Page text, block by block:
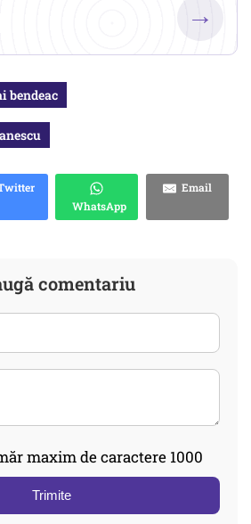
→
bendeac
WhatsApp
Email
comentariu
maxim de caractere 1000
Trimite